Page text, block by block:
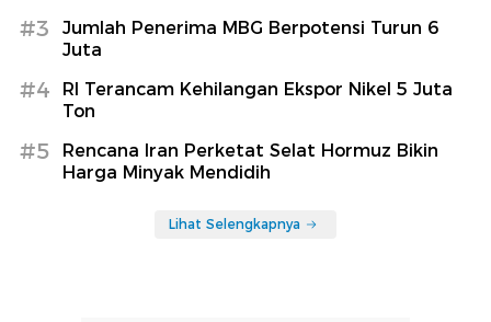
#3
Jumlah Penerima MBG Berpotensi Turun 6
Juta
#4
RI Terancam Kehilangan Ekspor Nikel 5 Juta
Ton
#5
Rencana Iran Perketat Selat Hormuz Bikin
Harga Minyak Mendidih
Lihat Selengkapnya